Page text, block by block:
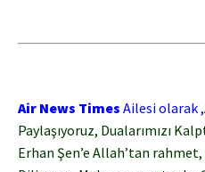
Air News Times Ailesi olarak ,
Paylaşıyoruz, Dualarımızı
Erhan Şen’e Allah’tan rahmet,